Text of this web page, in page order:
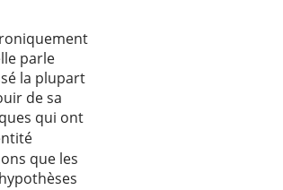
parle
la plupart
de sa
qui ont
que les